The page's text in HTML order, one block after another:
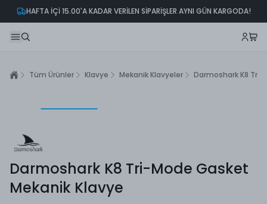
HAFTA İÇİ 15.00'A KADAR VERİLEN SİPARİŞLER AYNI GÜN KARGODA!
Tüm Ürünler Klavye Mekanik Klavyeler Darmoshark K8 Tri-
Darmoshark K8 Tri-Mode Gasket
Mekanik Klavye